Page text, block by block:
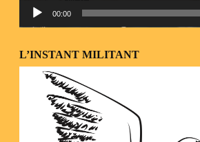
00:00
L’INSTANT MILITANT